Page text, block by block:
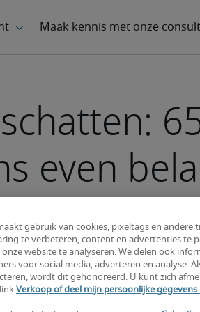
even
gebruik van cookies, pixeltags en
te verbeteren, content en advertenties te
onze website te analyseren. We delen ook
voor social media, adverteren en analyse.
wordt dit gehonoreerd. U kunt zich
Verkoop of deel mijn persoonlijke gegevens